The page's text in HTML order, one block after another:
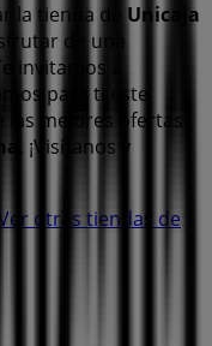
la tienda de Unicaja
de una
invitamos a
para ti este
mejores ofertas
. ¡Visítanos y
Ver otras tiendas de